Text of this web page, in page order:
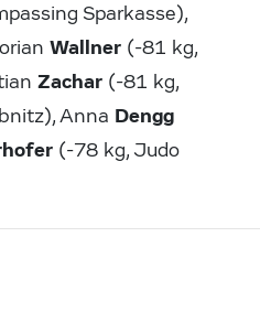
Sparkasse),
Wallner (-81 kg,
Zachar (-81 kg,
Anna Dengg
(-78 kg, Judo